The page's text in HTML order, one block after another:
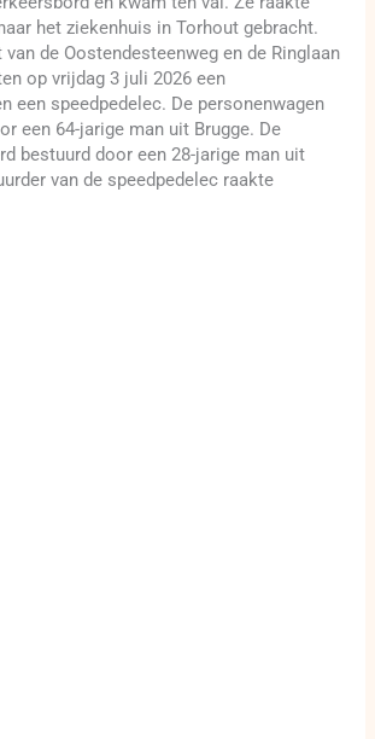
het ziekenhuis in Torhout gebracht.
de Oostendesteenweg en de Ringlaan
op vrijdag 3 juli 2026 een
een speedpedelec. De personenwagen
een 64-jarige man uit Brugge. De
bestuurd door een 28-jarige man uit
van de speedpedelec raakte